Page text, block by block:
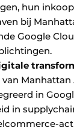
hun
bij
Google
Manhattan
in
in